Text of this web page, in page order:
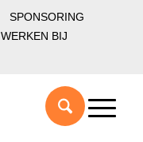
SPONSORING
WERKEN BIJ